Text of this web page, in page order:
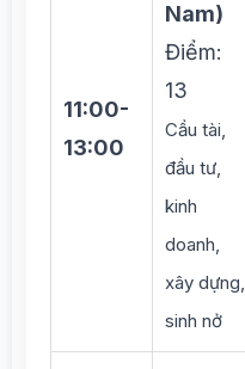
11:00-
13:00
Nam)
Điểm:
13
Cầu tài,
đầu tư,
kinh
doanh,
xây dựng,
sinh nở